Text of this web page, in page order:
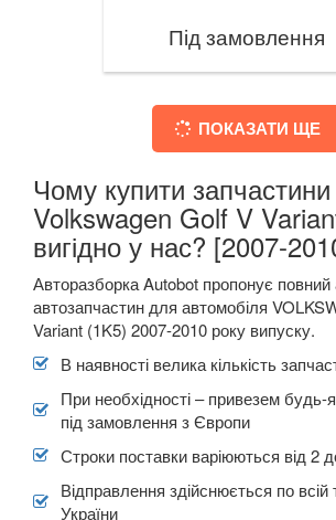
Під замовлення
ПОКАЗАТИ ЩЕ
Чому купити
Volkswagen Golf V
вигідно у нас? [2007-
Авторазборка Autobot пропонує
автозапчастин для автомобіля
Variant (1K5) 2007-2010 року випуску.
В наявності велика кількість
При необхідності – привезем будь-
під замовлення з Європи
Строки поставки варіюються від 2
Відправлення здійснюється по всій
України